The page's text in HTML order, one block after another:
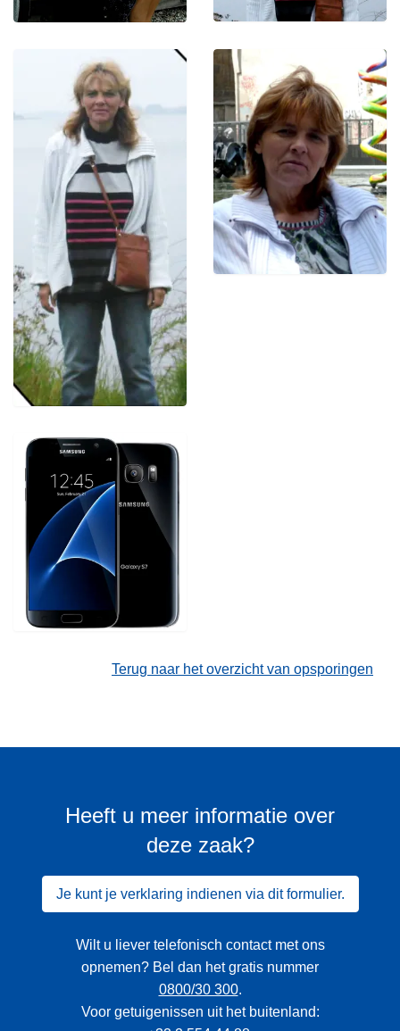
Terug naar het overzicht van opsporingen
Heeft u meer informatie over
deze zaak?
Je kunt je verklaring indienen via dit formulier.
Wilt u liever telefonisch contact met ons
opnemen? Bel dan het gratis nummer
0800/30 300.
Voor getuigenissen uit het buitenland: